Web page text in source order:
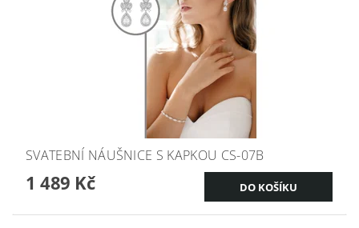
SVATEBNÍ NÁUŠNICE S KAPKOU CS-07B
1 489 Kč